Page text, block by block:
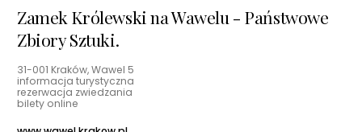
Zamek Królewski na Wawelu - Państwowe
Zbiory Sztuki.
31-001 Kraków, Wawel 5
informacja turystyczna
rezerwacja zwiedzania
bilety online